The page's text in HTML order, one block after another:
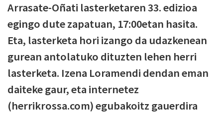
Arrasate-Oñati lasterketaren 33. edizioa
egingo dute zapatuan, 17:00etan hasita.
Eta, lasterketa hori izango da udazkenean
gurean antolatuko dituzten lehen herri
lasterketa. Izena Loramendi dendan eman
daiteke gaur, eta internetez
(herrikrossa.com) egubakoitz gauerdira